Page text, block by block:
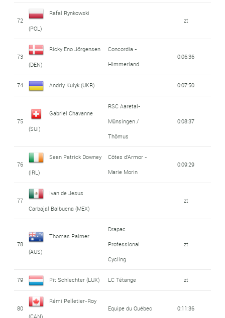
72
Rafal Rynkowski
(POL)
zt
73
Ricky Eno Jörgensen
(DEN)
Concordia -
Himmerland
0:06:36
74 Andriy Kulyk (UKR) 0:07:50
75
Gabriel Chavanne
(SUI)
RSC Aaretal-
Münsingen /
Thömus
0:08:37
76
Sean Patrick Downey
(IRL)
Côtes d'Armor -
Marie Morin
0:09:29
77
Ivan de Jesus
Carbajal Balbuena (MEX)
zt
78
Thomas Palmer
(AUS)
Drapac
Professional
Cycling
zt
79 Pit Schlechter (LUX) LC Tétange zt
80
Rémi Pelletier-Roy
(CAN)
Equipe du Québec 0:11:36